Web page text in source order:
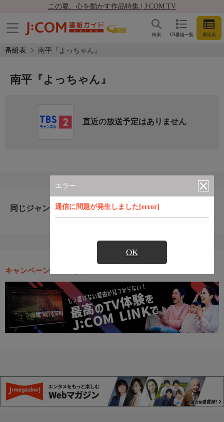
この夏、心を動かす作品特集 | J:COM TV
CS番組一覧 番組表
検索
番組表 南平『よっちゃん』
エラー
通信に問題が発生しました[error]
OK
南平『よっちゃん』
直近の放送予定はありません
同じジャンルのおすすめ番組
キャンペーン・お得な情報